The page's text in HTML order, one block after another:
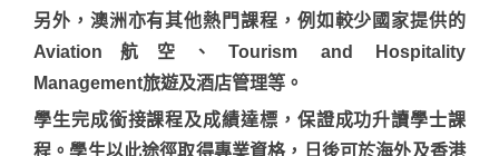
另外，澳洲亦有其他熱門課程，例如較少國家提供的
Aviation航空、Tourism and Hospitality
Management旅遊及酒店管理等。
學生完成銜接課程及成績達標，保證成功升讀學士課
程。學生以此途徑取得專業資格，日後可於海外及香港